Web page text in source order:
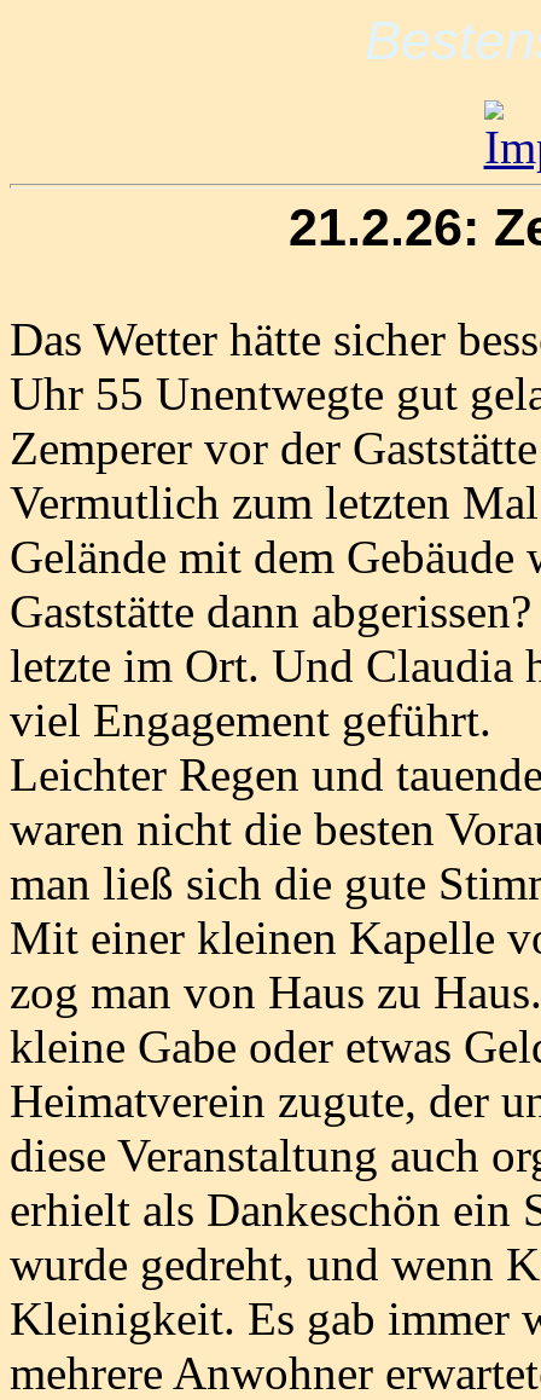
21.2.26:
Das Wetter hätte sicher
Uhr 55 Unentwegte gut
Zemperer vor der
Vermutlich zum letzten
Gelände mit dem
Gaststätte dann
letzte im Ort. Und Claudia
viel Engagement geführt.
Leichter Regen und
waren nicht die besten
man ließ sich die gute
Mit einer kleinen Kapelle
zog man von Haus zu
kleine Gabe oder etwas
Heimatverein zugute, der
diese Veranstaltung auch
erhielt als Dankeschön ein
wurde gedreht, und wenn
Kleinigkeit. Es gab immer
mehrere Anwohner